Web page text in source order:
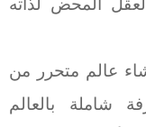
المحض لذاته
عالم متحرر من
شاملة بالعالم